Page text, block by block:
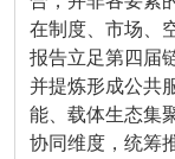
在制度、市场、
报告立足第四届
并提炼形成公共
能、载体生态集
协同维度，统筹